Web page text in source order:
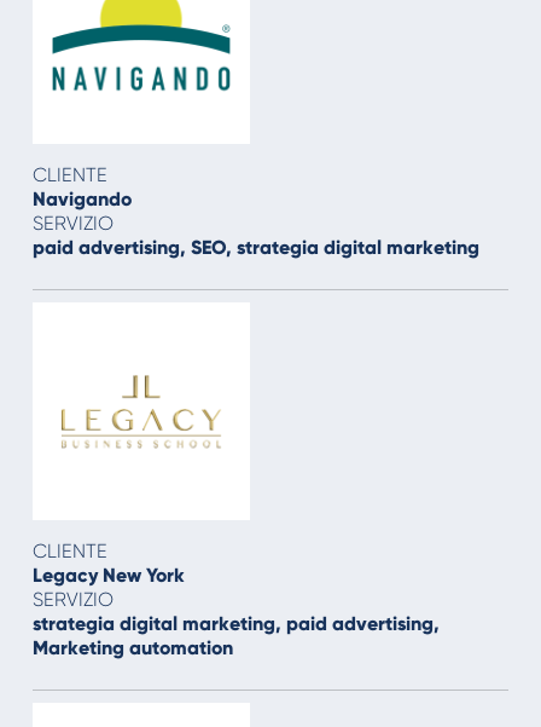
CLIENTE
Navigando
SERVIZIO
paid advertising, SEO, strategia digital marketing
CLIENTE
Legacy New York
SERVIZIO
strategia digital marketing, paid advertising,
Marketing automation